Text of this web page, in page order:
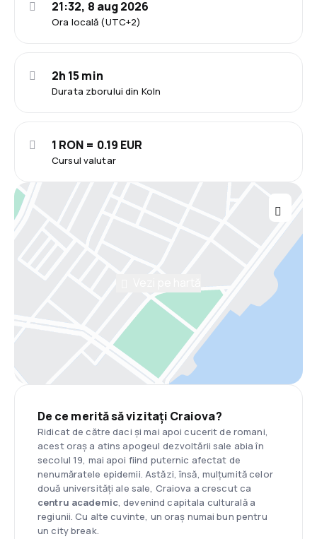
Ora locală (UTC+2)
21:32, 8 aug 2026
Durata zborului din Koln
2h 15 min
Cursul valutar
1 RON = 0.19 EUR
De ce merită să vizitați Craiova?
Ridicat de către daci și mai apoi cucerit de romani,
acest oraș a atins apogeul dezvoltării sale abia în
secolul 19, mai apoi fiind puternic afectat de
nenumăratele epidemii. Astăzi, însă, mulțumită celor
două universități ale sale, Craiova a crescut ca
centru academic, devenind capitala culturală a
regiunii. Cu alte cuvinte, un oraș numai bun pentru
un city break.